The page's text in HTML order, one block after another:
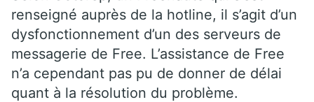
renseigné auprès de la hotline, il s’agit d’un
dysfonctionnement d’un des serveurs de
messagerie de Free. L’assistance de Free
n’a cependant pas pu de donner de délai
quant à la résolution du problème.